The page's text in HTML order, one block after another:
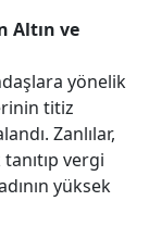
Altın ve
yönelik
titiz
Zanlılar,
vergi
yüksek